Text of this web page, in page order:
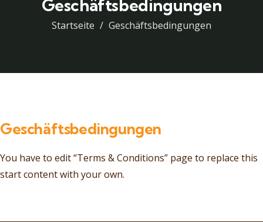
Geschäftsbedingungen
Startseite Geschäftsbedingungen
Geschäftsbedingungen
You have to edit “Terms & Conditions” page to replace this
start content with your own.